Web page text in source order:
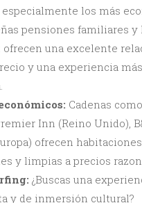
los más
pensiones familiares y
ofrecen una excelente
y una experiencia más
Cadenas
Inn (Reino Unido),
ofrecen habitaciones
y limpias a precios
¿Buscas una
y de inmersión cultural?